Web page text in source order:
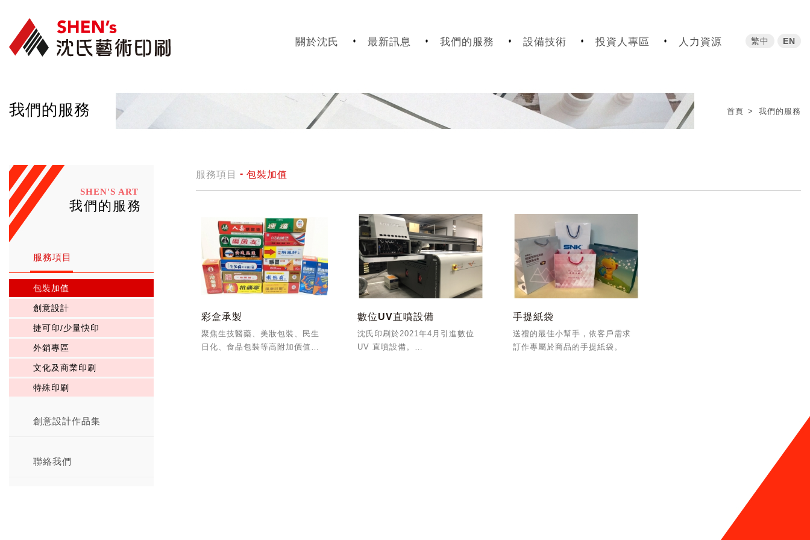
關於沈氏 最新訊息 我們的服務 設備技術 投資人專區 人力資源 繁中 EN
我們的服務 首頁 我們的服務
SHEN'S ART
我們的服務
服務項目
包裝加值
創意設計
捷可印/少量快印
外銷專區
文化及商業印刷
特殊印刷
創意設計作品集
聯絡我們
服務項目 包裝加值
彩盒承製
聚焦生技醫藥、美妝包裝、民生
日化、食品包裝等高附加價值彩
數位UV直噴設備
沈氏印刷於2021年4月引進數位
UV 直噴設備。
手提紙袋
送禮的最佳小幫手，依客戶需求
訂作專屬於商品的手提紙袋。